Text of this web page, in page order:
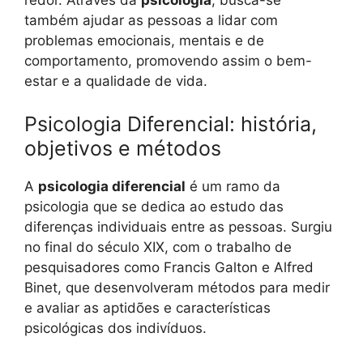
também ajudar as pessoas a lidar com
problemas emocionais, mentais e de
comportamento, promovendo assim o bem-
estar e a qualidade de vida.
Psicologia Diferencial: história,
objetivos e métodos
A psicologia diferencial é um ramo da
psicologia que se dedica ao estudo das
diferenças individuais entre as pessoas. Surgiu
no final do século XIX, com o trabalho de
pesquisadores como Francis Galton e Alfred
Binet, que desenvolveram métodos para medir
e avaliar as aptidões e características
psicológicas dos indivíduos.